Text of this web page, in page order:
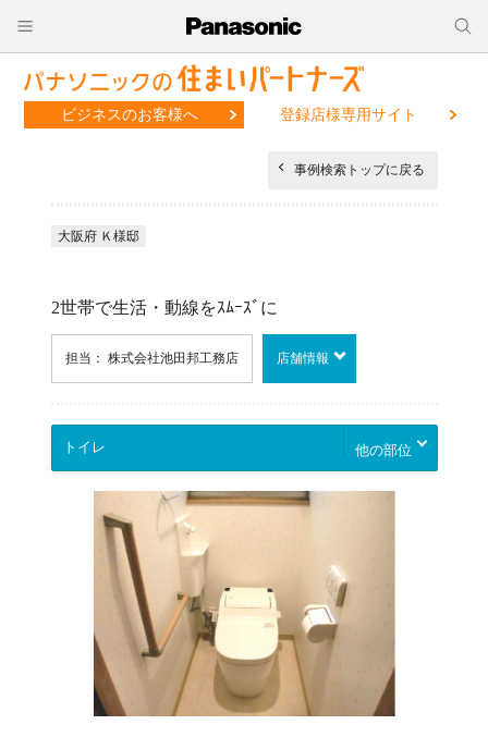
ビジネスのお客様へ 登録店様専用サイト
事例検索トップに戻る
大阪府 Ｋ様邸
2世帯で生活・動線をｽﾑｰｽﾞに
担当： 株式会社池田邦工務店 店舗情報
他の部位